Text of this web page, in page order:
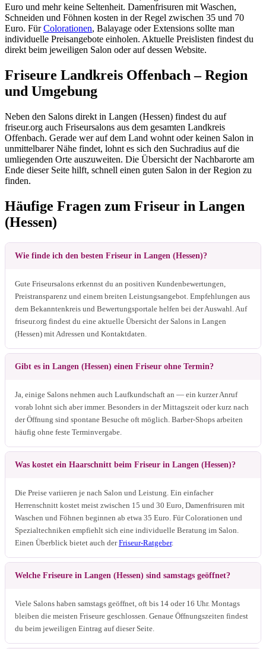
Euro und mehr keine Seltenheit. Damenfrisuren mit Waschen,
Schneiden und Föhnen kosten in der Regel zwischen 35 und 70
Euro. FürColorationen, Balayage oder Extensions sollte man
individuelle Preisangebote einholen. Aktuelle Preislisten findest du
direkt beim jeweiligen Salon oder auf dessen Website.
Friseure Landkreis Offenbach – Region
und Umgebung
Neben den Salons direkt in Langen (Hessen) findest du auf
friseur.org auch Friseursalons aus dem gesamten Landkreis
Offenbach. Gerade wer auf dem Land wohnt oder keinen Salon in
unmittelbarer Nähe findet, lohnt es sich den Suchradius auf die
umliegenden Orte auszuweiten. Die Übersicht der Nachbarorte am
Ende dieser Seite hilft, schnell einen guten Salon in der Region zu
finden.
Häufige Fragen zum Friseur in Langen
(Hessen)
Wie finde ich den besten Friseur in Langen (Hessen)?
Gute Friseursalons erkennst du an positiven Kundenbewertungen,
Preistransparenz und einem breiten Leistungsangebot. Empfehlungen aus
dem Bekanntenkreis und Bewertungsportale helfen bei der Auswahl. Auf
friseur.org findest du eine aktuelle Übersicht der Salons in Langen
(Hessen) mit Adressen und Kontaktdaten.
Gibt es in Langen (Hessen) einen Friseur ohne Termin?
Ja, einige Salons nehmen auch Laufkundschaft an — ein kurzer Anruf
vorab lohnt sich aber immer. Besonders in der Mittagszeit oder kurz nach
der Öffnung sind spontane Besuche oft möglich. Barber-Shops arbeiten
häufig ohne feste Terminvergabe.
Was kostet ein Haarschnitt beim Friseur in Langen (Hessen)?
Die Preise variieren je nach Salon und Leistung. Ein einfacher
Herrenschnitt kostet meist zwischen 15 und 30 Euro, Damenfrisuren mit
Waschen und Föhnen beginnen ab etwa 35 Euro. Für Colorationen und
Spezialtechniken empfiehlt sich eine individuelle Beratung im Salon.
Einen Überblick bietet auch derFriseur-Ratgeber.
Welche Friseure in Langen (Hessen) sind samstags geöffnet?
Viele Salons haben samstags geöffnet, oft bis 14 oder 16 Uhr. Montags
bleiben die meisten Friseure geschlossen. Genaue Öffnungszeiten findest
du beim jeweiligen Eintrag auf dieser Seite.